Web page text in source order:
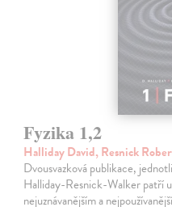
Fyzika 1,2
Halliday David, Resnick
Dvousvazková publikace,
Halliday-Resnick-Walker patří
nejuznávanějším a